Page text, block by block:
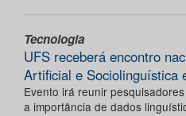
Tecnologia
UFS receberá encontro
Artificial e Sociolinguística
Evento irá reunir
a importância de dados